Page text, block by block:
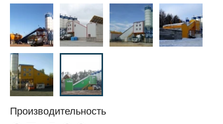
Производительность